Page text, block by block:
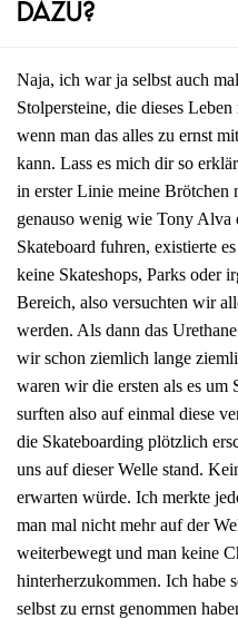
dazu?
Naja, ich war ja selbst auch
Stolpersteine, die dieses
wenn man das alles zu ernst
kann. Lass es mich dir so
in erster Linie meine Brötchen
genauso wenig wie Tony
Skateboard fuhren, existierte
keine Skateshops, Parks oder
Bereich, also versuchten wir
werden. Als dann das
wir schon ziemlich lange
waren wir die ersten als es um
surften also auf einmal diese
die Skateboarding plötzlich
uns auf dieser Welle stand.
erwarten würde. Ich merkte
man mal nicht mehr auf der
weiterbewegt und man keine
hinterherzukommen. Ich habe
selbst zu ernst genommen